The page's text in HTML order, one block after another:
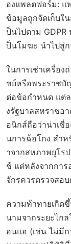
องแพลตฟอร์ม: แ
ข้อมูลถูกจัดเก็บใ
ป็นไปตาม GDPR
ป็นโมฆะ นำไปสู่
ในการเช่าเครื่อง
ชย์หรือพระราชบั
ต่อข้อกำหนด แต่
งรัฐบาลสหราชอ
อนิกส์ถือว่าน่าเชื่
นการฉ้อโกง สำ
าจากสหภาพยุโร
ช้ แต่หลังจากกา
จักรควรตรวจสอ
ความท้าทายเกิด
นามจากระยะไก
อนแอ (เช่น ไม่มีก